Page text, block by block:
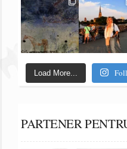
Load More...
PARTENER